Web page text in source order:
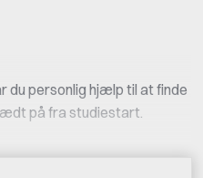
du personlig hjælp til at finde
på fra studiestart.